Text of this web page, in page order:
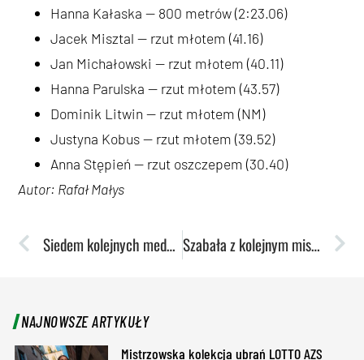
Hanna Kałaska — 800 metrów (2:23.06)
Jacek Misztal — rzut młotem (41.16)
Jan Michałowski — rzut młotem (40.11)
Hanna Parulska — rzut młotem (43.57)
Dominik Litwin — rzut młotem (NM)
Justyna Kobus — rzut młotem (39.52)
Anna Stępień — rzut oszczepem (30.40)
Autor: Rafał Małys
Siedem kolejnych medali pływaków AZS UMCS Lublin Szabała z kolejnym mistrzostwem kraju oraz niesamowite występy lubelskich sztafet
NAJNOWSZE ARTYKUŁY
Mistrzowska kolekcja ubrań LOTTO AZS